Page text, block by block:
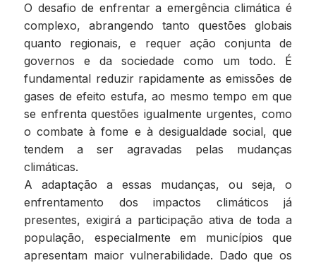
O desafio de enfrentar a emergência climática é
complexo, abrangendo tanto questões globais
quanto regionais, e requer ação conjunta de
governos e da sociedade como um todo. É
fundamental reduzir rapidamente as emissões de
gases de efeito estufa, ao mesmo tempo em que
se enfrenta questões igualmente urgentes, como
o combate à fome e à desigualdade social, que
tendem a ser agravadas pelas mudanças
climáticas.
A adaptação a essas mudanças, ou seja, o
enfrentamento dos impactos climáticos já
presentes, exigirá a participação ativa de toda a
população, especialmente em municípios que
apresentam maior vulnerabilidade. Dado que os